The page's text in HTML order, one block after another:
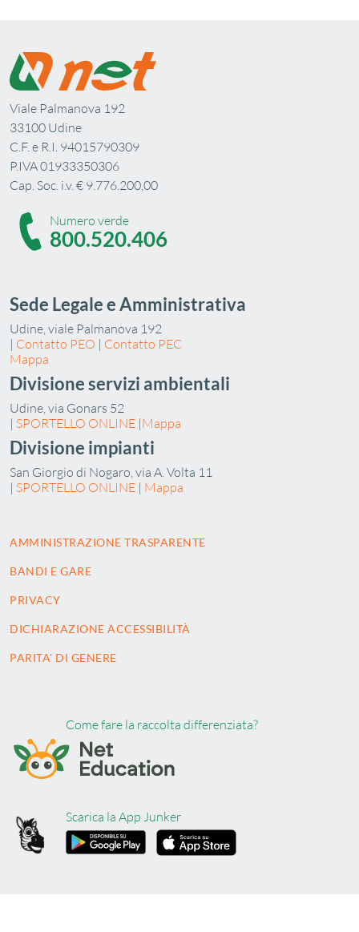
Viale Palmanova 192
33100 Udine
C.F. e R.I. 94015790309
P.IVA 01933350306
Cap. Soc. i.v. € 9.776.200,00
Numero verde
800.520.406
Sede Legale e Amministrativa
Udine, viale Palmanova 192
| Contatto PEO | Contatto PEC
Mappa
Divisione servizi ambientali
Udine, via Gonars 52
| SPORTELLO ONLINE |Mappa
Divisione impianti
San Giorgio di Nogaro, via A. Volta 11
| SPORTELLO ONLINE | Mappa
AMMINISTRAZIONE TRASPARENTE
BANDI E GARE
PRIVACY
DICHIARAZIONE ACCESSIBILITÀ
PARITA' DI GENERE
Come fare la raccolta differenziata?
Scarica la App Junker